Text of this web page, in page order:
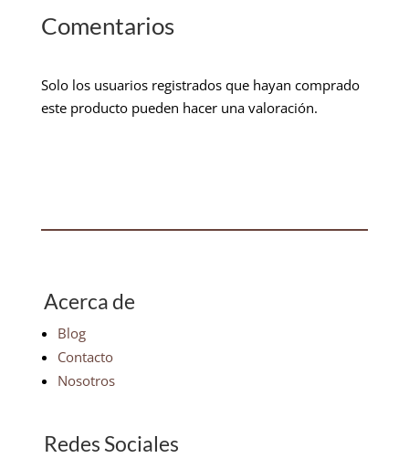
Comentarios
Solo los usuarios registrados que hayan comprado
este producto pueden hacer una valoración.
Acerca de
Blog
Contacto
Nosotros
Redes Sociales